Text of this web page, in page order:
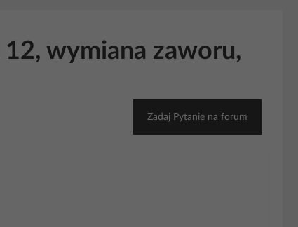
wymiana zaworu,
Zadaj Pytanie na forum